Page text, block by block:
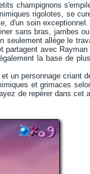
champignons
rigolotes, se
d'un soin
sans bras, jambes
seulement allège le
partagent avec Rayman
la base de
un personnage criant
et grimaces
de repérer dans cet